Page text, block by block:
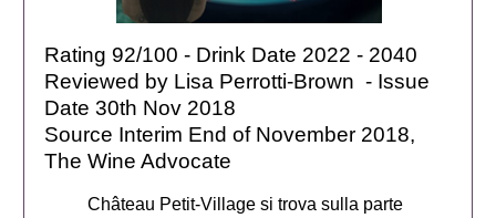
Rating 92/100 - Drink Date 2022 - 2040
Reviewed by Lisa Perrotti-Brown - Issue
Date 30th Nov 2018
Source Interim End of November 2018,
The Wine Advocate
Château Petit-Village si trova sulla parte